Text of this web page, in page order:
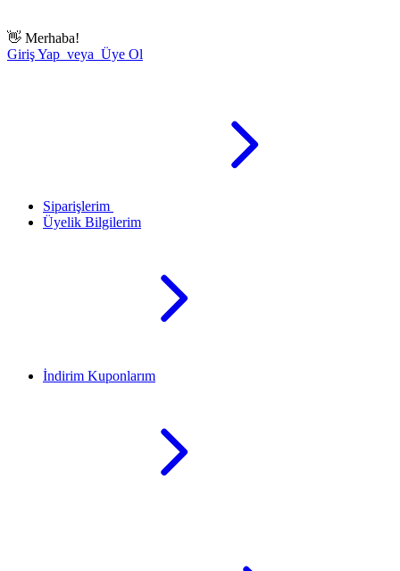
👋 Merhaba!
Giriş Yap veya Üye Ol
Siparişlerim
Üyelik Bilgilerim
İndirim Kuponlarım